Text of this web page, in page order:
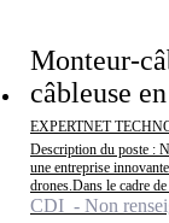
Monteur-
câbleuse
EXPERTNET
Description du poste :
une entreprise
drones.Dans le cadre
CDI - Non